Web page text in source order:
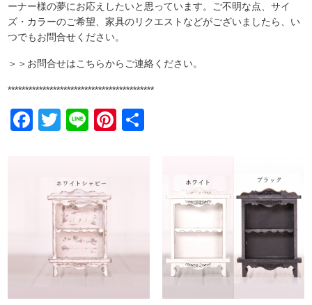
ーナー様の夢にお応えしたいと思っています。ご不明な点、サイ
ズ・カラーのご希望、家具のリクエストなどがございましたら、い
つでもお問合せください。
＞＞お問合せはこちらからご連絡ください。
******************************************
Facebook
Twitter
LinePinterest